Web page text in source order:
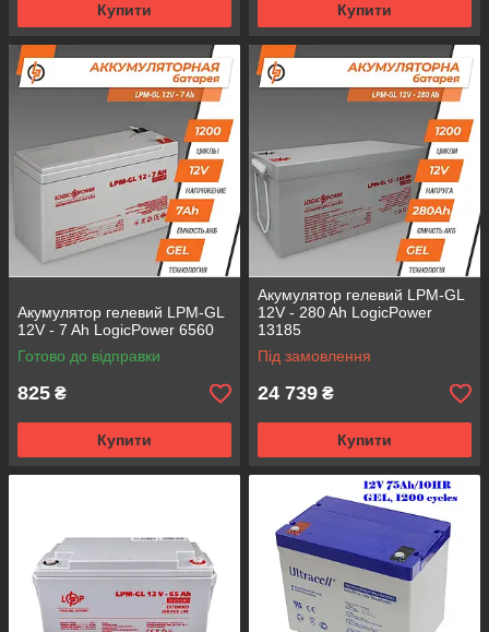
Купити Купити
Акумулятор гелевий LPM-GL
12V - 7 Ah LogicPower 6560
Готово до відправки
825 ₴
Купити
Акумулятор гелевий LPM-GL
12V - 280 Ah LogicPower
13185
Під замовлення
24 739 ₴
Купити